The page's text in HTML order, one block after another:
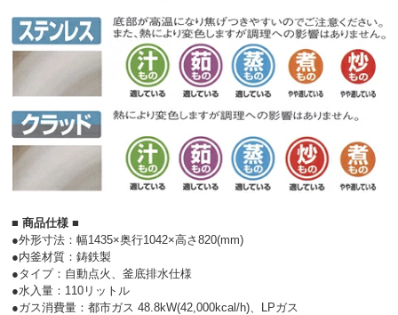
■ 商品仕様 ■
●外形寸法：幅1435×奥行1042×高さ820(mm)
●内釜材質：鋳鉄製
●タイプ：自動点火、釜底排水仕様
●水入量：110リットル
●ガス消費量：都市ガス 48.8kW(42,000kcal/h)、LPガス